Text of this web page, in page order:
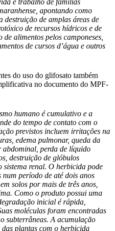
e trabalho de famílias
apontando como
de amplas áreas de
de recursos hídricos e de
alimentos pelos camponeses,
de cursos d’água e outros
do uso do glifosato também
no documento do MPF-
humano é cumulativo e a
do tempo de contato com o
previstos incluem irritações na
edema pulmonar, queda da
abdominal, perda de líquido
destruição de glóbulos
sistema renal. O herbicida pode
período de até dois anos
solos por mais de três anos,
Como o produto possui uma
inicial é rápida,
moléculas foram encontradas
subterrâneas. A acumulação
plantas com o herbicida